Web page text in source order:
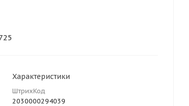
Характеристики
ШтрихКод
2030000294039